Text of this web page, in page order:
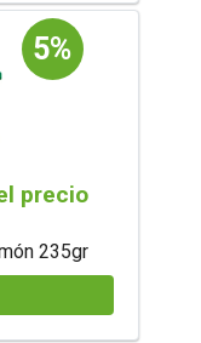
5%
precio
235gr